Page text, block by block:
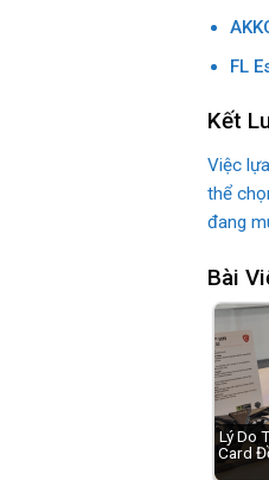
FL
Kết
Việc
thể
đang
Bài
Lý Do
Card